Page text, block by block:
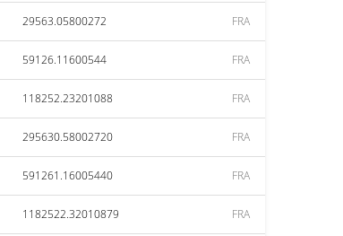
29563.05800272 FRA
59126.11600544 FRA
118252.23201088 FRA
295630.58002720 FRA
591261.16005440 FRA
1182522.32010879 FRA